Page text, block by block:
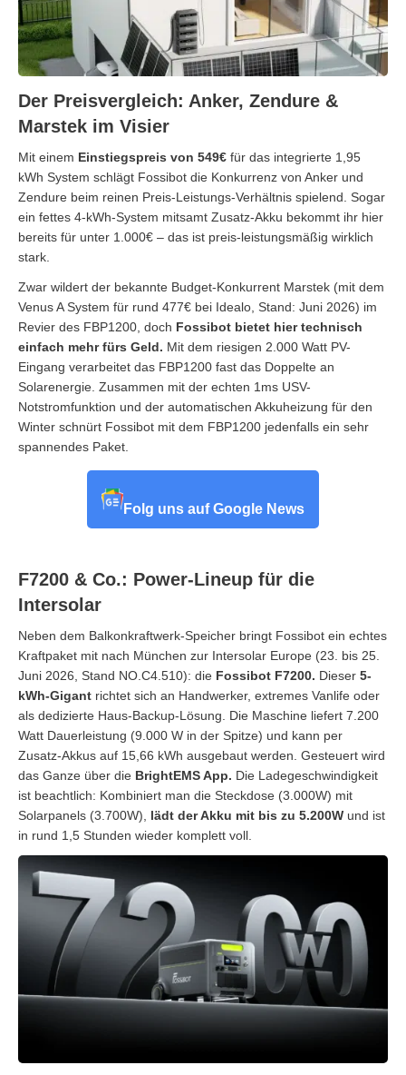
Der Preisvergleich: Anker, Zendure &
Marstek im Visier
Mit einem Einstiegspreis von 549€ für das integrierte 1,95
kWh System schlägt Fossibot die Konkurrenz von Anker und
Zendure beim reinen Preis-Leistungs-Verhältnis spielend. Sogar
ein fettes 4-kWh-System mitsamt Zusatz-Akku bekommt ihr hier
bereits für unter 1.000€ – das ist preis-leistungsmäßig wirklich
stark.
Zwar wildert der bekannte Budget-Konkurrent Marstek (mit dem
Venus A System für rund 477€ bei Idealo, Stand: Juni 2026) im
Revier des FBP1200, doch Fossibot bietet hier technisch
einfach mehr fürs Geld. Mit dem riesigen 2.000 Watt PV-
Eingang verarbeitet das FBP1200 fast das Doppelte an
Solarenergie. Zusammen mit der echten 1ms USV-
Notstromfunktion und der automatischen Akkuheizung für den
Winter schnürt Fossibot mit dem FBP1200 jedenfalls ein sehr
spannendes Paket.
Folg uns auf Google News
F7200 & Co.: Power-Lineup für die
Intersolar
Neben dem Balkonkraftwerk-Speicher bringt Fossibot ein echtes
Kraftpaket mit nach München zur Intersolar Europe (23. bis 25.
Juni 2026, Stand NO.C4.510): die Fossibot F7200. Dieser 5-
kWh-Gigant richtet sich an Handwerker, extremes Vanlife oder
als dedizierte Haus-Backup-Lösung. Die Maschine liefert 7.200
Watt Dauerleistung (9.000 W in der Spitze) und kann per
Zusatz-Akkus auf 15,66 kWh ausgebaut werden. Gesteuert wird
das Ganze über die BrightEMS App. Die Ladegeschwindigkeit
ist beachtlich: Kombiniert man die Steckdose (3.000W) mit
Solarpanels (3.700W), lädt der Akku mit bis zu 5.200W und ist
in rund 1,5 Stunden wieder komplett voll.